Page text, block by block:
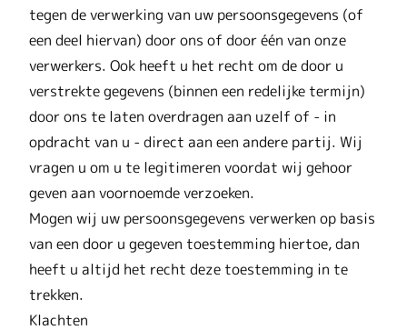
tegen de verwerking van uw persoonsgegevens (of
een deel hiervan) door ons of door één van onze
verwerkers. Ook heeft u het recht om de door u
verstrekte gegevens (binnen een redelijke termijn)
door ons te laten overdragen aan uzelf of - in
opdracht van u - direct aan een andere partij. Wij
vragen u om u te legitimeren voordat wij gehoor
geven aan voornoemde verzoeken.
Mogen wij uw persoonsgegevens verwerken op basis
van een door u gegeven toestemming hiertoe, dan
heeft u altijd het recht deze toestemming in te
trekken.
Klachten